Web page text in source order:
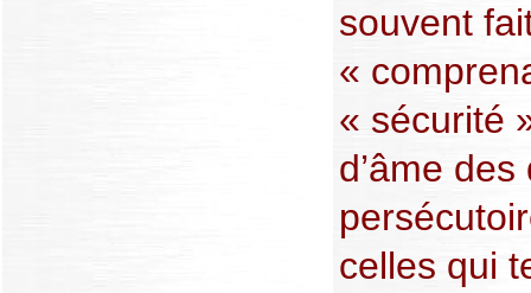
souvent
«
« sécurité
d’âme
celles qui